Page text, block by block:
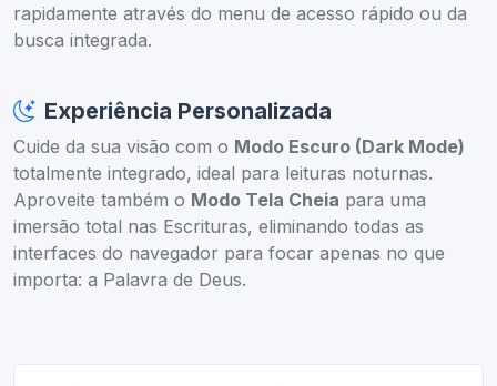
rapidamente através do menu de acesso rápido ou da
busca integrada.
Experiência Personalizada
Cuide da sua visão com o Modo Escuro (Dark Mode)
totalmente integrado, ideal para leituras noturnas.
Aproveite também o Modo Tela Cheia para uma
imersão total nas Escrituras, eliminando todas as
interfaces do navegador para focar apenas no que
importa: a Palavra de Deus.